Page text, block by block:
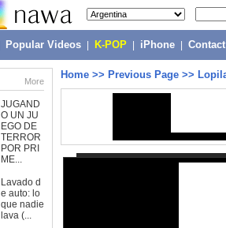
Popular Videos K-POP iPhone
More
JUGAND
O UN JU
EGO DE
TERROR
POR PRI
ME...
Lavado d
e auto: lo
que nadie
lava (...
Home >> Previous Page >>